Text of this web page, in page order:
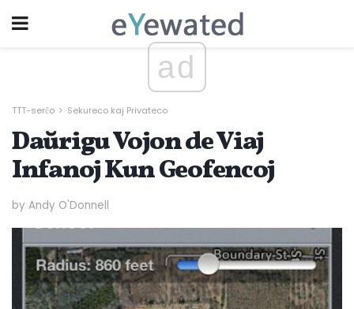
ad
TTT-serĉo Sekureco kaj Privateco
Daŭrigu Vojon de Viaj
Infanoj Kun Geofencoj
by Andy O'Donnell